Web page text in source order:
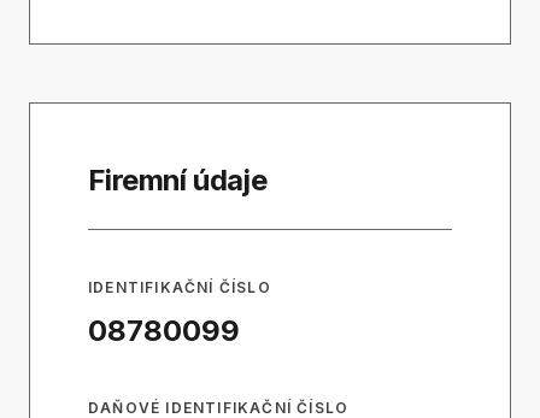
Firemní údaje
IDENTIFIKAČNÍ ČÍSLO
08780099
DAŇOVÉ IDENTIFIKAČNÍ ČÍSLO